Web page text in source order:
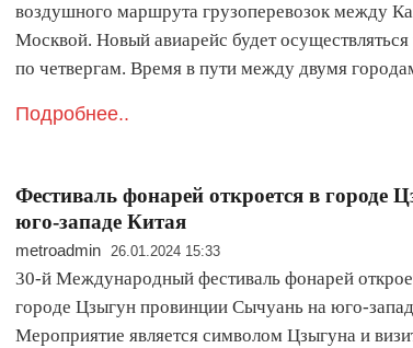
воздушного маршрута грузоперевозок между
Москвой. Новый авиарейс будет
по четвергам. Время в пути между двумя
Подробнее..
Фестиваль фонарей откроется в городе
юго-западе Китая
metroadmin 26.01.2024 15:33
30-й Международный фестиваль фонарей
городе Цзыгун провинции Сычуань на юго-
Мероприятие является символом Цзыгуна и